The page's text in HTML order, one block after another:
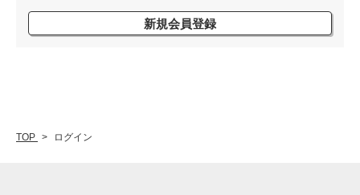
新規会員登録
TOP ログイン